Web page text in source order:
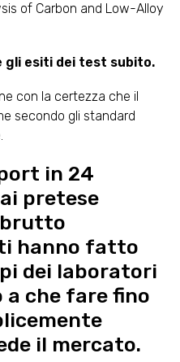
of Carbon and Low-Alloy
esiti dei test subito.
con la certezza che il
secondo gli standard
in 24
pretese
brutto
hanno fatto
dei laboratori
a che fare fino
il mercato.